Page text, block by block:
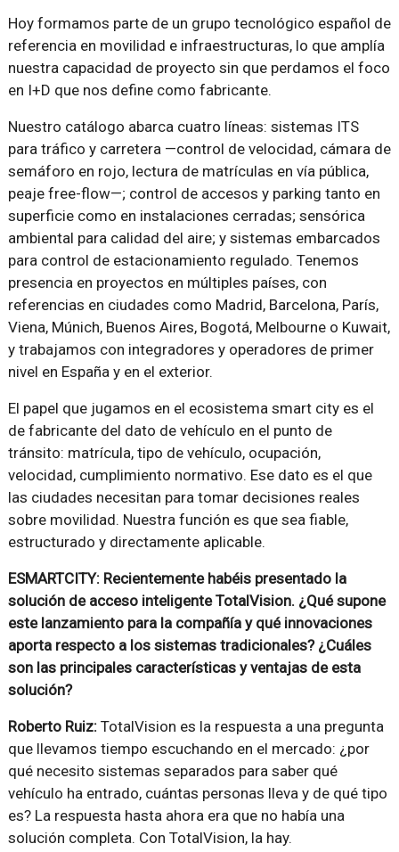
Hoy formamos parte de un grupo tecnológico español de
referencia en movilidad e infraestructuras, lo que amplía
nuestra capacidad de proyecto sin que perdamos el foco
en I+D que nos define como fabricante.
Nuestro catálogo abarca cuatro líneas: sistemas ITS
para tráfico y carretera —control de velocidad, cámara de
semáforo en rojo, lectura de matrículas en vía pública,
peaje free-flow—; control de accesos y parking tanto en
superficie como en instalaciones cerradas; sensórica
ambiental para calidad del aire; y sistemas embarcados
para control de estacionamiento regulado. Tenemos
presencia en proyectos en múltiples países, con
referencias en ciudades como Madrid, Barcelona, París,
Viena, Múnich, Buenos Aires, Bogotá, Melbourne o Kuwait,
y trabajamos con integradores y operadores de primer
nivel en España y en el exterior.
El papel que jugamos en el ecosistema smart city es el
de fabricante del dato de vehículo en el punto de
tránsito: matrícula, tipo de vehículo, ocupación,
velocidad, cumplimiento normativo. Ese dato es el que
las ciudades necesitan para tomar decisiones reales
sobre movilidad. Nuestra función es que sea fiable,
estructurado y directamente aplicable.
ESMARTCITY: Recientemente habéis presentado la
solución de acceso inteligente TotalVision. ¿Qué supone
este lanzamiento para la compañía y qué innovaciones
aporta respecto a los sistemas tradicionales? ¿Cuáles
son las principales características y ventajas de esta
solución?
Roberto Ruiz: TotalVision es la respuesta a una pregunta
que llevamos tiempo escuchando en el mercado: ¿por
qué necesito sistemas separados para saber qué
vehículo ha entrado, cuántas personas lleva y de qué tipo
es? La respuesta hasta ahora era que no había una
solución completa. Con TotalVision, la hay.